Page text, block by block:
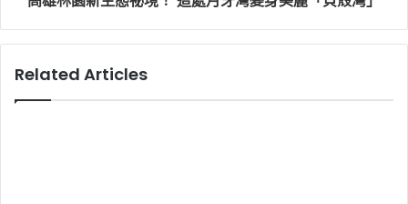
Related Articles